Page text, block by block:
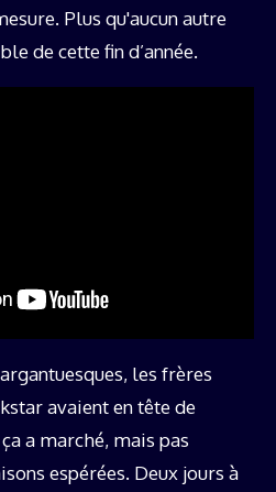
Plus qu'aucun autre
de cette fin d’année.
les frères
avaient en tête de
a marché, mais pas
espérées. Deux jours à